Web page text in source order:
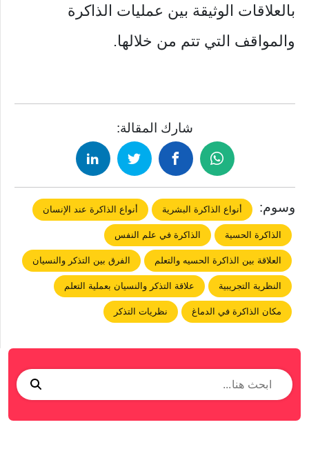
بالعلاقات الوثيقة بين عمليات الذاكرة
والمواقف التي تتم من خلالها.
شارك المقالة:
وسوم: أنواع الذاكرة البشرية أنواع الذاكرة عند الإنسان
الذاكرة الحسية الذاكرة في علم النفس
العلاقة بين الذاكرة الحسيه والتعلم الفرق بين التذكر والنسيان
النظرية التجريبية علاقة التذكر والنسيان بعملية التعلم
مكان الذاكرة في الدماغ نظريات التذكر